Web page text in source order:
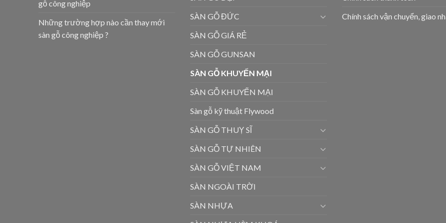
gỗ công nghiệp
Những trường hợp nào cần thay mới
sàn gỗ công nghiệp ?
SÀN GỖ ĐỨC
SÀN GỖ GIÁ RẺ
SÀN GỖ GUNSAN
SÀN GỖ KHUYẾN MẠI
SÀN GỖ KHUYẾN MẠI
Sàn gỗ kỹ thuật Flywood
SÀN GỖ THUỴ SĨ
SÀN GỖ TỰ NHIÊN
SÀN GỖ VIỆT NAM
SÀN NGOÀI TRỜI
SÀN NHỰA
Chính sách vận chuyển, giao